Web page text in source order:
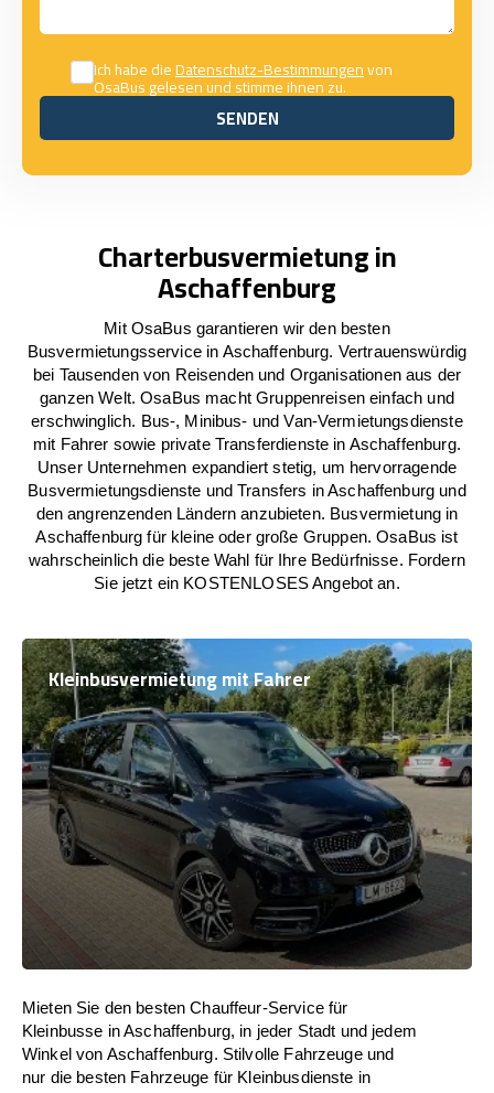
Ich habe dieDatenschutz-Bestimmungenvon
OsaBus gelesen und stimme ihnen zu.
SENDEN
SENDEN
Charterbusvermietung in
Aschaffenburg
Mit OsaBus garantieren wir den besten
Busvermietungsservice in Aschaffenburg. Vertrauenswürdig
bei Tausenden von Reisenden und Organisationen aus der
ganzen Welt. OsaBus macht Gruppenreisen einfach und
erschwinglich. Bus-, Minibus- und Van-Vermietungsdienste
mit Fahrer sowie private Transferdienste in Aschaffenburg.
Unser Unternehmen expandiert stetig, um hervorragende
Busvermietungsdienste und Transfers in Aschaffenburg und
den angrenzenden Ländern anzubieten. Busvermietung in
Aschaffenburg für kleine oder große Gruppen. OsaBus ist
wahrscheinlich die beste Wahl für Ihre Bedürfnisse. Fordern
Sie jetzt ein KOSTENLOSES Angebot an.
Kleinbusvermietung mit Fahrer
Mieten Sie den besten Chauffeur-Service für
Kleinbusse in Aschaffenburg, in jeder Stadt und jedem
Winkel von Aschaffenburg. Stilvolle Fahrzeuge und
nur die besten Fahrzeuge für Kleinbusdienste in